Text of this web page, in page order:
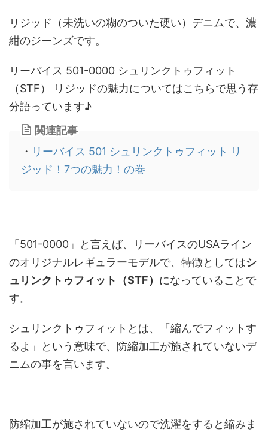
リジッド（未洗いの糊のついた硬い）デニムで、濃
紺のジーンズです。
リーバイス 501-0000 シュリンクトゥフィット
（STF） リジッドの魅力についてはこちらで思う存
分語っています♪
関連記事
・ リーバイス 501 シュリンクトゥフィット リ
ジッド！7つの魅力！の巻
「501-0000」と言えば、リーバイスのUSAライン
のオリジナルレギュラーモデルで、特徴としてはシ
ュリンクトゥフィット（STF） になっていることで
す。
シュリンクトゥフィットとは、「縮んでフィットす
るよ」という意味で、防縮加工が施されていないデ
ニムの事を言います。
防縮加工が施されていないので洗濯をすると縮みま